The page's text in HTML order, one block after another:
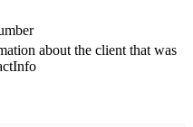
about the client that was